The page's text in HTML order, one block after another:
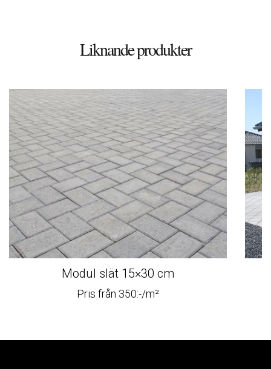
Liknande produkter
Modul slät 15×30 cm
Pris från 350:-/m²